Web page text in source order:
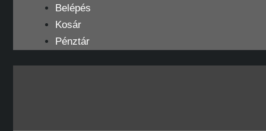
tartalomba
Belépés
Kosár
Pénztár